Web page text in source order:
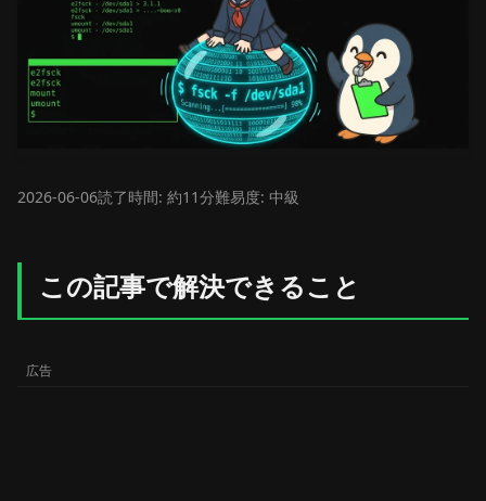
2026-06-06読了時間: 約11分難易度: 中級
この記事で解決できること